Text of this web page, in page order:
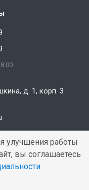
д. 1, корп. 3
права защищены.
улучшения работы
вы соглашаетесь
.